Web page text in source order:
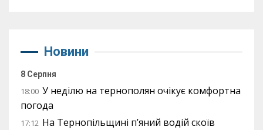
Новини
8 Серпня
18:00 У неділю на тернополян очікує комфортна
погода
17:12 На Тернопільщині п’яний водій скоїв